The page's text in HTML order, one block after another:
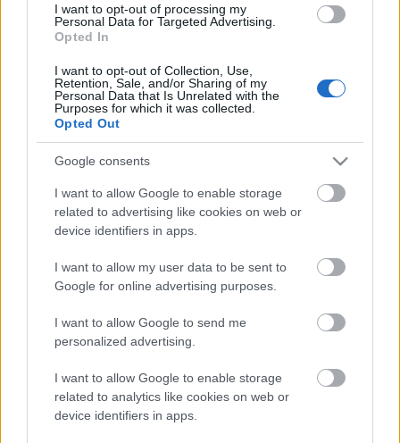
I want to opt-out of processing my
Personal Data for Targeted Advertising.
Opted In
I want to opt-out of Collection, Use,
Retention, Sale, and/or Sharing of my
Personal Data that Is Unrelated with the
Purposes for which it was collected.
Opted Out
Google consents
I want to allow Google to enable storage
related to advertising like cookies on web or
device identifiers in apps.
I want to allow my user data to be sent to
Google for online advertising purposes.
I want to allow Google to send me
personalized advertising.
I want to allow Google to enable storage
related to analytics like cookies on web or
device identifiers in apps.
A Divergent vezérigazgatója a McLaren
csúcsteljesítmény melletti elkötelezettségét, a
vásárlói élmény növelésének folyamatos kielégítését
hangsúlyozta. A DAPS lehetőséget kínál a számítási
teljesítmény kihasználására, teljesen optimalizált,
digitálisan gyártott szerkezetek páratlan tervezői
szabadság melletti előállítására – állítja Czinger.
A hiperautók, az együttműködések az autóipar
analógról digitálisra történő átállását jelzik, egyben
felvillantják a szektor jövőjét.
A Divergent nemrég nyitott Kaliforniában
csúcstechnológiás gyártóüzemet, ott dolgoznak
óta működnek együtt kisebb-nagyobb projektekben,
de annyira szorosan eddig még nem, mint
következőgenerációs IPG5 a céltermék, amelyhez a
21C-hez használt megoldásokat is adaptálnak.